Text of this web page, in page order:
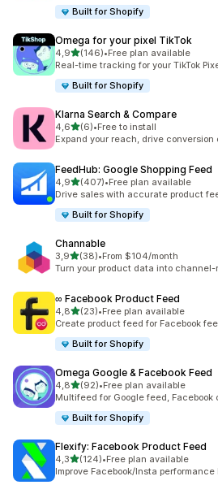
Built for Shopify
Omega for your pixel TikTok
4,95 yıldız üzerinden
(146)
toplam 146 değerlendirme
•Free plan available
Real-time tracking for your TikTok
Built for Shopify
Klarna Search & Compare
4,65 yıldız üzerinden
(6)
toplam 6 değerlendirme
•Free to install
Expand your reach, drive conversion
FeedHub: Google Shopping Feed
4,95 yıldız üzerinden
(407)
toplam 407 değerlendirme
•Free plan available
Drive sales with accurate product
Built for Shopify
Channable
3,95 yıldız üzerinden
(38)
toplam 38 değerlendirme
•From $104/month
Turn your product data into
∞ Facebook Product Feed
4,85 yıldız üzerinden
(23)
toplam 23 değerlendirme
•Free plan available
Create product feed for Facebook
Built for Shopify
Omega Google & Facebook Feed
4,85 yıldız üzerinden
(92)
toplam 92 değerlendirme
•Free plan available
Multifeed for Google feed, Facebook
Built for Shopify
Flexify: Facebook Product Feed
4,35 yıldız üzerinden
(124)
toplam 124 değerlendirme
•Free plan available
Improve Facebook/Insta